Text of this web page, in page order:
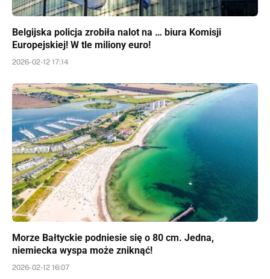
Belgijska policja zrobiła nalot na … biura Komisji
Europejskiej! W tle miliony euro!
2026-02-12 17:14
Morze Bałtyckie podniesie się o 80 cm. Jedna,
niemiecka wyspa może zniknąć!
2026-02-12 16:07